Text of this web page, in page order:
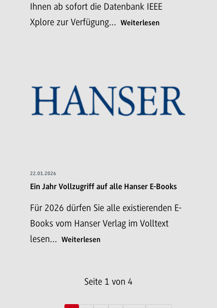
Ihnen ab sofort die Datenbank IEEE
Xplore zur Verfügung...
Weiterlesen
22.01.2026
Ein Jahr Vollzugriff auf alle Hanser E-Books
Für 2026 dürfen Sie alle existierenden E-
Books vom Hanser Verlag im Volltext
lesen...
Weiterlesen
Seite 1 von 4